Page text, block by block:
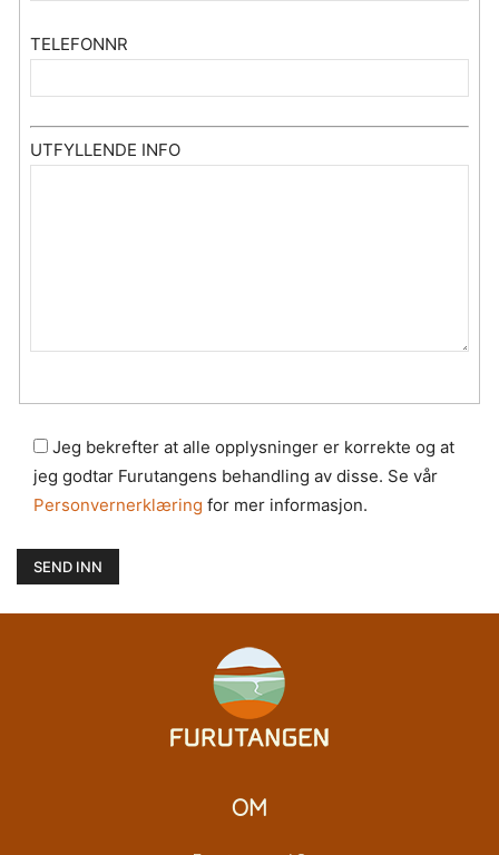
TELEFONNR
UTFYLLENDE INFO
Jeg bekrefter at alle opplysninger er korrekte og at
jeg godtar Furutangens behandling av disse. Se vår
Personvernerklæring for mer informasjon.
OM